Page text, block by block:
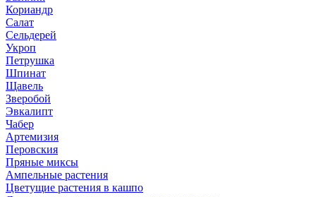
Кориандр
Салат
Сельдерей
Укроп
Петрушка
Шпинат
Щавель
Зверобой
Эвкалипт
Чабер
Артемизия
Перовския
Пряные миксы
Ампельные растения
Цветущие растения в кашпо